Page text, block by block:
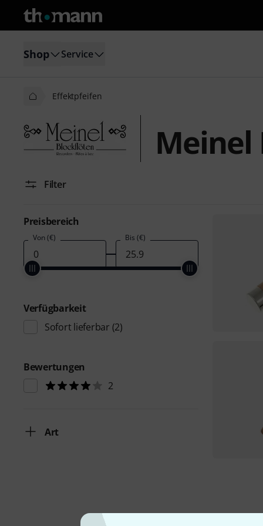
Shop Service
Effektpfeifen
Filter
Preisbereich
Von (€) Bis (€)
Verfügbarkeit
Sofort lieferbar (2)
Bewertungen
2
Art